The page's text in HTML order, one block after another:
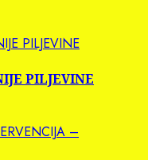
PILJEVINE
PILJEVINE
–